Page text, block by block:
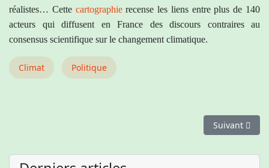
réalistes… Cette cartographierecense les liens entre plus de 140
acteurs qui diffusent en France des discours contraires au
consensus scientifique sur le changement climatique.
Climat Politique
Article
Suivant